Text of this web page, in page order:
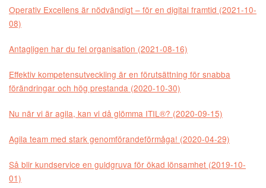
Operativ Excellens är nödvändigt – för en digital framtid (2021-10-
08)
Antagligen har du fel organisation (2021-08-16)
Effektiv kompetensutveckling är en förutsättning för snabba
förändringar och hög prestanda (2020-10-30)
Nu när vi är agila, kan vi då glömma ITIL®? (2020-09-15)
Agila team med stark genomförandeförmåga! (2020-04-29)
Så blir kundservice en guldgruva för ökad lönsamhet (2019-10-
01)